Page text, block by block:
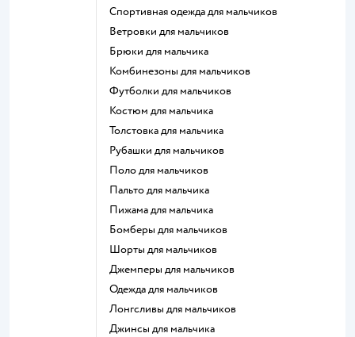
Спортивная одежда для мальчиков
Ветровки для мальчиков
Брюки для мальчика
Комбинезоны для мальчиков
Футболки для мальчиков
Костюм для мальчика
Толстовка для мальчика
Рубашки для мальчиков
Поло для мальчиков
Пальто для мальчика
Пижама для мальчика
Бомберы для мальчиков
Шорты для мальчиков
Джемперы для мальчиков
Одежда для мальчиков
Лонгсливы для мальчиков
Джинсы для мальчика